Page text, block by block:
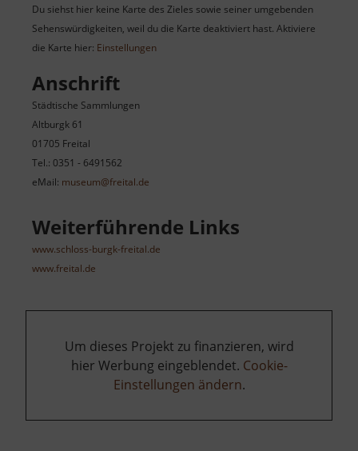
Du siehst hier keine Karte des Zieles sowie seiner umgebenden
Sehenswürdigkeiten, weil du die Karte deaktiviert hast. Aktiviere
die Karte hier: Einstellungen
Anschrift
Städtische Sammlungen
Altburgk 61
01705 Freital
Tel.: 0351 - 6491562
eMail: museum@freital.de
Weiterführende Links
www.schloss-burgk-freital.de
www.freital.de
Um dieses Projekt zu finanzieren, wird
hier Werbung eingeblendet. Cookie-
Einstellungen ändern.